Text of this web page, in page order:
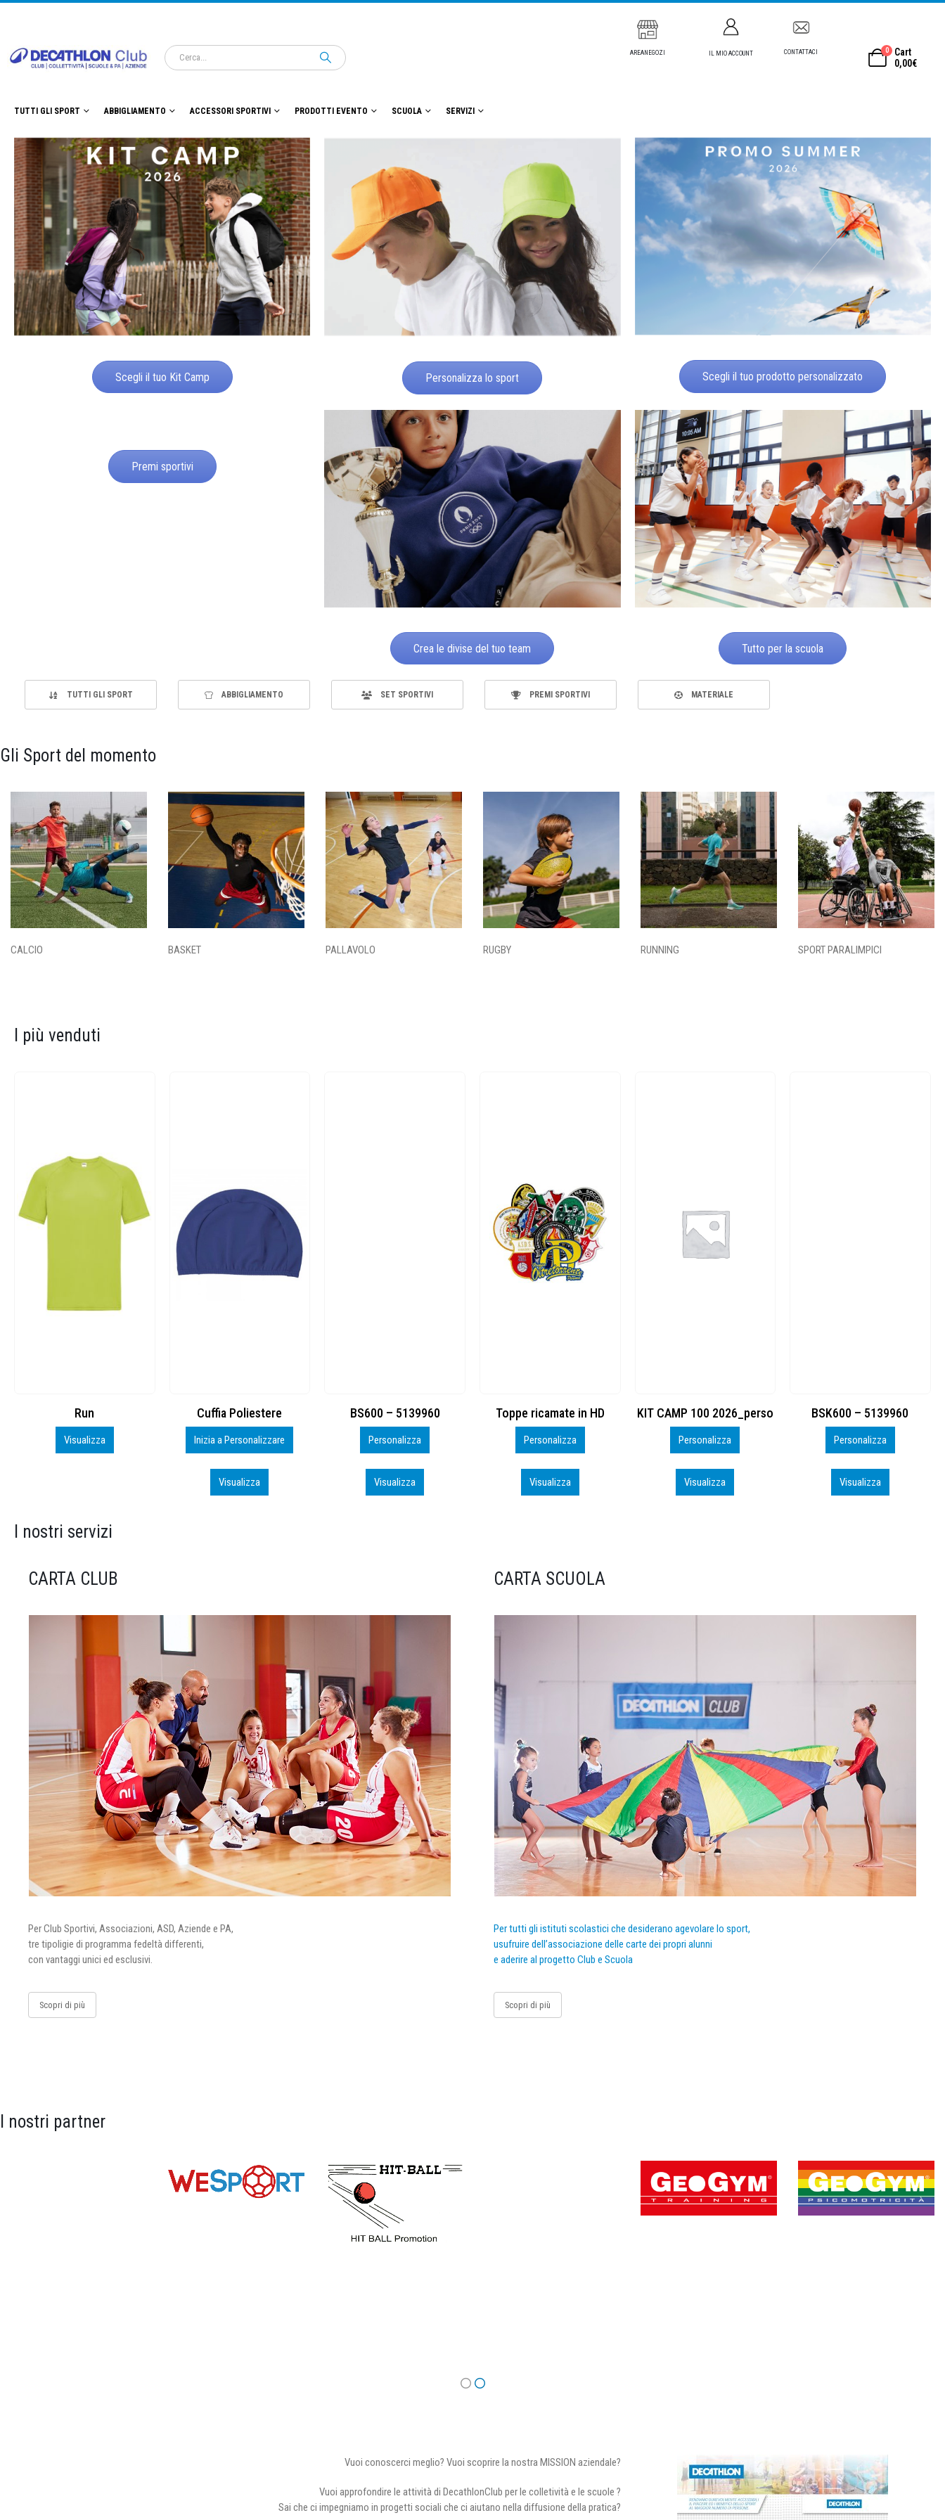
AREANEGOZI IL MIO ACCOUNT CONTATTACI 0
Cart
0,00€
TUTTI GLI SPORT ABBIGLIAMENTO ACCESSORI SPORTIVI PRODOTTI EVENTO SCUOLA SERVIZI
Scegli il tuo Kit Camp Personalizza lo sport Scegli il tuo prodotto personalizzato
Premi sportivi
Crea le divise del tuo team Tutto per la scuola
TUTTI GLI SPORT ABBIGLIAMENTO SET SPORTIVI PREMI SPORTIVI MATERIALE
Gli Sport del momento
CALCIO BASKET PALLAVOLO RUGBY RUNNING SPORT PARALIMPICI
I più venduti
Cuffia Poliestere
Inizia a Personalizzare
BS600 – 5139960
Personalizza
Visualizza
Toppe ricamate in HD
Personalizza
Visualizza
KIT CAMP 100 2026_perso
Personalizza
Visualizza
BSK600 – 5139960
Personalizza
Visualizza
DTF
Personalizza
Visualizza
I nostri servizi
CARTA CLUB
Per Club Sportivi, Associazioni, ASD, Aziende e PA,
tre tipoligie di programma fedeltà differenti,
con vantaggi unici ed esclusivi.
Scopri di più
CARTA SCUOLA
Per tutti gli istituti scolastici che desiderano agevolare lo sport,
usufruire dell’associazione delle carte dei propri alunni
e aderire al progetto Club e Scuola
Scopri di più
I nostri partner
Vuoi conoscerci meglio? Vuoi scoprire la nostra MISSION aziendale?
Vuoi approfondire le attività di DecathlonClub per le colletività e le scuole ?
Sai che ci impegniamo in progetti sociali che ci aiutano nella diffusione della pratica?